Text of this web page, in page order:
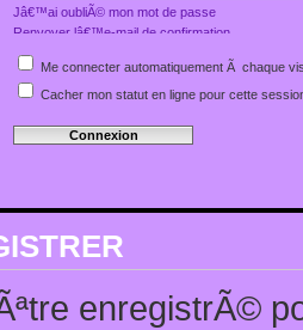
Jâ€™ai oubliÃ© mon mot de passe
Renvoyer lâ€™e-mail de confirmation
Me connecter automatiquement Ã chaque
Cacher mon statut en ligne pour cette
enregistrÃ©